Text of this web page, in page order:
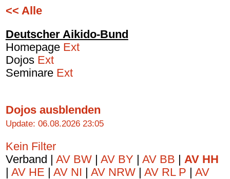
<< Alle
Deutscher Aikido-Bund
Homepage Ext
Dojos Ext
Seminare Ext
Dojos ausblenden
Update: 06.08.2026 23:05
Kein Filter
Verband | AV BW AV BY AV BB
AV HH
AV HE AV NI AV NRW AV RL P
AV